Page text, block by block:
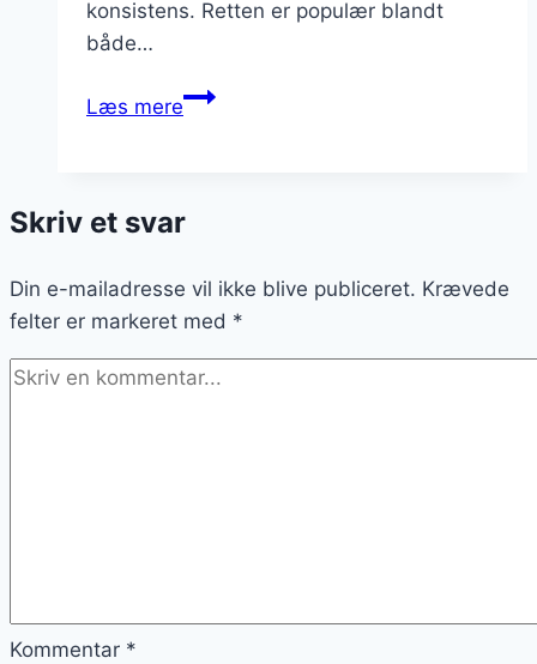
konsistens. Retten er populær blandt
både…
Læs mereSkinkestang
til
Skriv et svar
Din e-mailadresse vil ikke blive publiceret. Krævede
felter er markeret med *
Kommentar *